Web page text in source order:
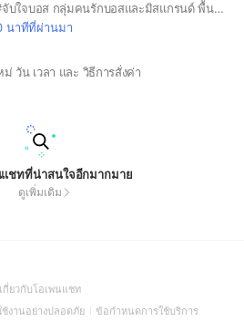
☝🏻ด้อม:ต้าวบอส #จับใจบอส กลุ่มคนรักบอสและมิสแกรนด์ พื้นที่ให้กำลังใจบอส ห้ามใช้คำไม่สุภาพ อยากให้ทุกคนเชียร์นางงามแบบมีความสุขค่ะ❤️
นาทีที่ผ่านมา
วัน เวลา และ วิธีการสั่งค่า
แชทที่น่าสนใจอีกมากมาย
ดูเพิ่มเติม
เกี่ยวกับโอเพนแชท(Open
in
งานอย่างปลอดภัย(Open
ข้อกำหนดการใช้บริการ(Open